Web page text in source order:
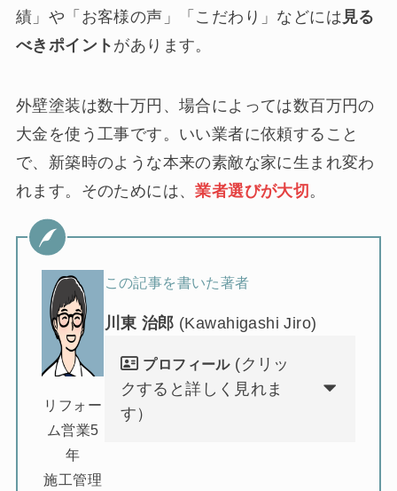
績」や「お客様の声」「こだわり」などには 見る
べきポイント があります。
外壁塗装は数十万円、場合によっては数百万円の
大金を使う工事です。いい業者に依頼すること
で、新築時のような本来の素敵な家に生まれ変わ
れます。そのためには、業者選びが大切。
リフォー
ム営業5
年
施工管理
この記事を書いた著者
川東 治郎 (Kawahigashi Jiro)
プロフィール(クリッ
クすると詳しく見れま
す）